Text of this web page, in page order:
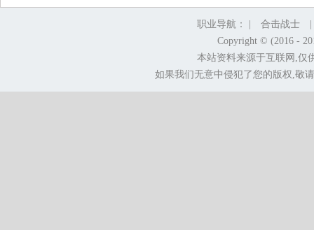
职业导航： | 合击战士
Copyright © (2016 -
本站资料来源于互联网,仅
如果我们无意中侵犯了您的版权,敬